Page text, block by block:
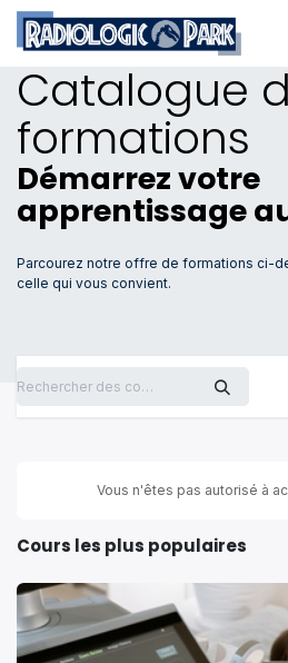
Se rendre au contenu
Catalogue
formations
Démarrez votre
apprentissage
Parcourez notre offre de formations ci-
celle qui vous convient.
Vous n'êtes pas autorisé à
Cours les plus populaires